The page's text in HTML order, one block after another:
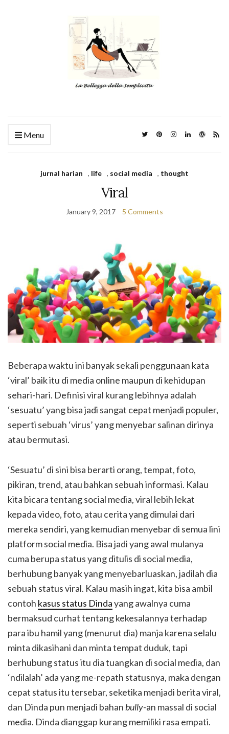
Menu
jurnal harian , life , social media , thought
Viral
January 9, 2017 5 Comments
Beberapa waktu ini banyak sekali penggunaan kata
‘viral’ baik itu di media online maupun di kehidupan
sehari-hari. Definisi viral kurang lebihnya adalah
‘sesuatu’ yang bisa jadi sangat cepat menjadi populer,
seperti sebuah ‘virus’ yang menyebar salinan dirinya
atau bermutasi.
‘Sesuatu’ di sini bisa berarti orang, tempat, foto,
pikiran, trend, atau bahkan sebuah informasi. Kalau
kita bicara tentang social media, viral lebih lekat
kepada video, foto, atau cerita yang dimulai dari
mereka sendiri, yang kemudian menyebar di semua lini
platform social media. Bisa jadi yang awal mulanya
cuma berupa status yang ditulis di social media,
berhubung banyak yang menyebarluaskan, jadilah dia
sebuah status viral. Kalau masih ingat, kita bisa ambil
contoh kasus status Dindayang awalnya cuma
bermaksud curhat tentang kekesalannya terhadap
para ibu hamil yang (menurut dia) manja karena selalu
minta dikasihani dan minta tempat duduk, tapi
berhubung status itu dia tuangkan di social media, dan
‘ndilalah’ ada yang me-repath statusnya, maka dengan
cepat status itu tersebar, seketika menjadi berita viral,
dan Dinda pun menjadi bahanbully-an massal di social
media. Dinda dianggap kurang memiliki rasa empati.